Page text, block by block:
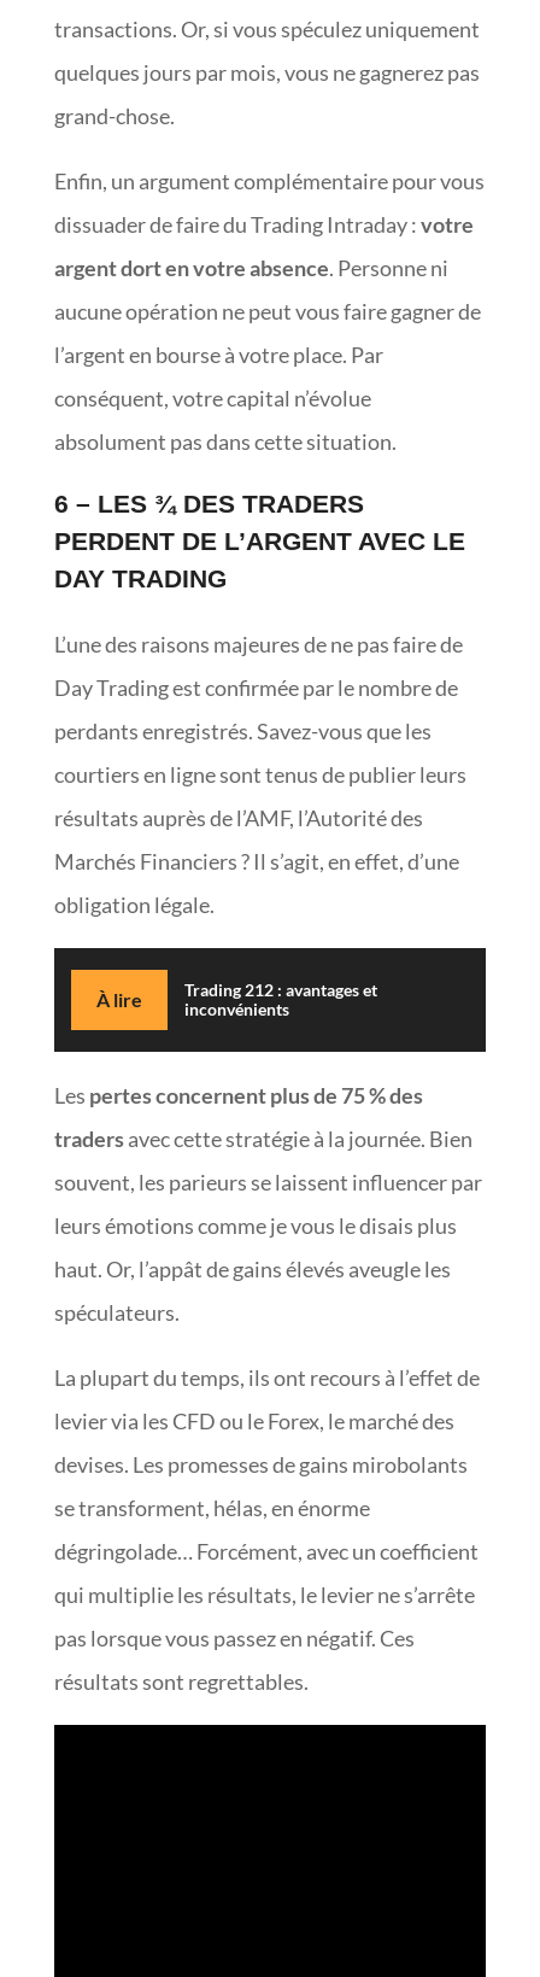
transactions. Or, si vous spéculez uniquement
quelques jours par mois, vous ne gagnerez pas
grand-chose.
Enfin, un argument complémentaire pour vous
dissuader de faire du Trading Intraday :votre
argent dort en votre absence. Personne ni
aucune opération ne peut vous faire gagner de
l’argent en bourse à votre place. Par
conséquent, votre capital n’évolue
absolument pas dans cette situation.
6 – LES ¾ DES TRADERS
PERDENT DE L’ARGENT AVEC LE
DAY TRADING
L’une des raisons majeures de ne pas faire de
Day Trading est confirmée par le nombre de
perdants enregistrés. Savez-vous que les
courtiers en ligne sont tenus de publier leurs
résultats auprès de l’AMF, l’Autorité des
Marchés Financiers ? Il s’agit, en effet, d’une
obligation légale.
À lire
Trading 212 : avantages et
inconvénients
Les pertes concernent plus de 75 % des
tradersavec cette stratégie à la journée. Bien
souvent, les parieurs se laissent influencer par
leurs émotions comme je vous le disais plus
haut. Or, l’appât de gains élevés aveugle les
spéculateurs.
La plupart du temps, ils ont recours à l’effet de
levier via les CFD ou le Forex, le marché des
devises. Les promesses de gains mirobolants
se transforment, hélas, en énorme
dégringolade… Forcément, avec un coefficient
qui multiplie les résultats, le levier ne s’arrête
pas lorsque vous passez en négatif. Ces
résultats sont regrettables.